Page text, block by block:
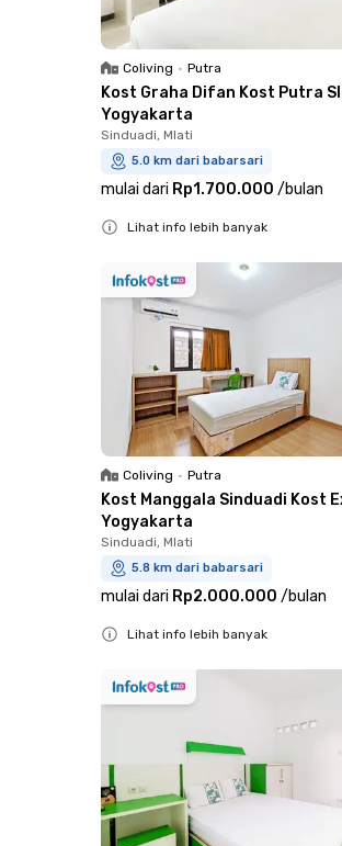
Coliving • Putra
Kost Graha Difan Kost Putra
Yogyakarta
Sinduadi, Mlati
5.0 km dari babarsari
mulai dari Rp1.700.000 /bulan
Lihat info lebih banyak
Coliving • Putra
Kost Manggala Sinduadi Kost
Yogyakarta
Sinduadi, Mlati
5.8 km dari babarsari
mulai dari Rp2.000.000 /bulan
Lihat info lebih banyak